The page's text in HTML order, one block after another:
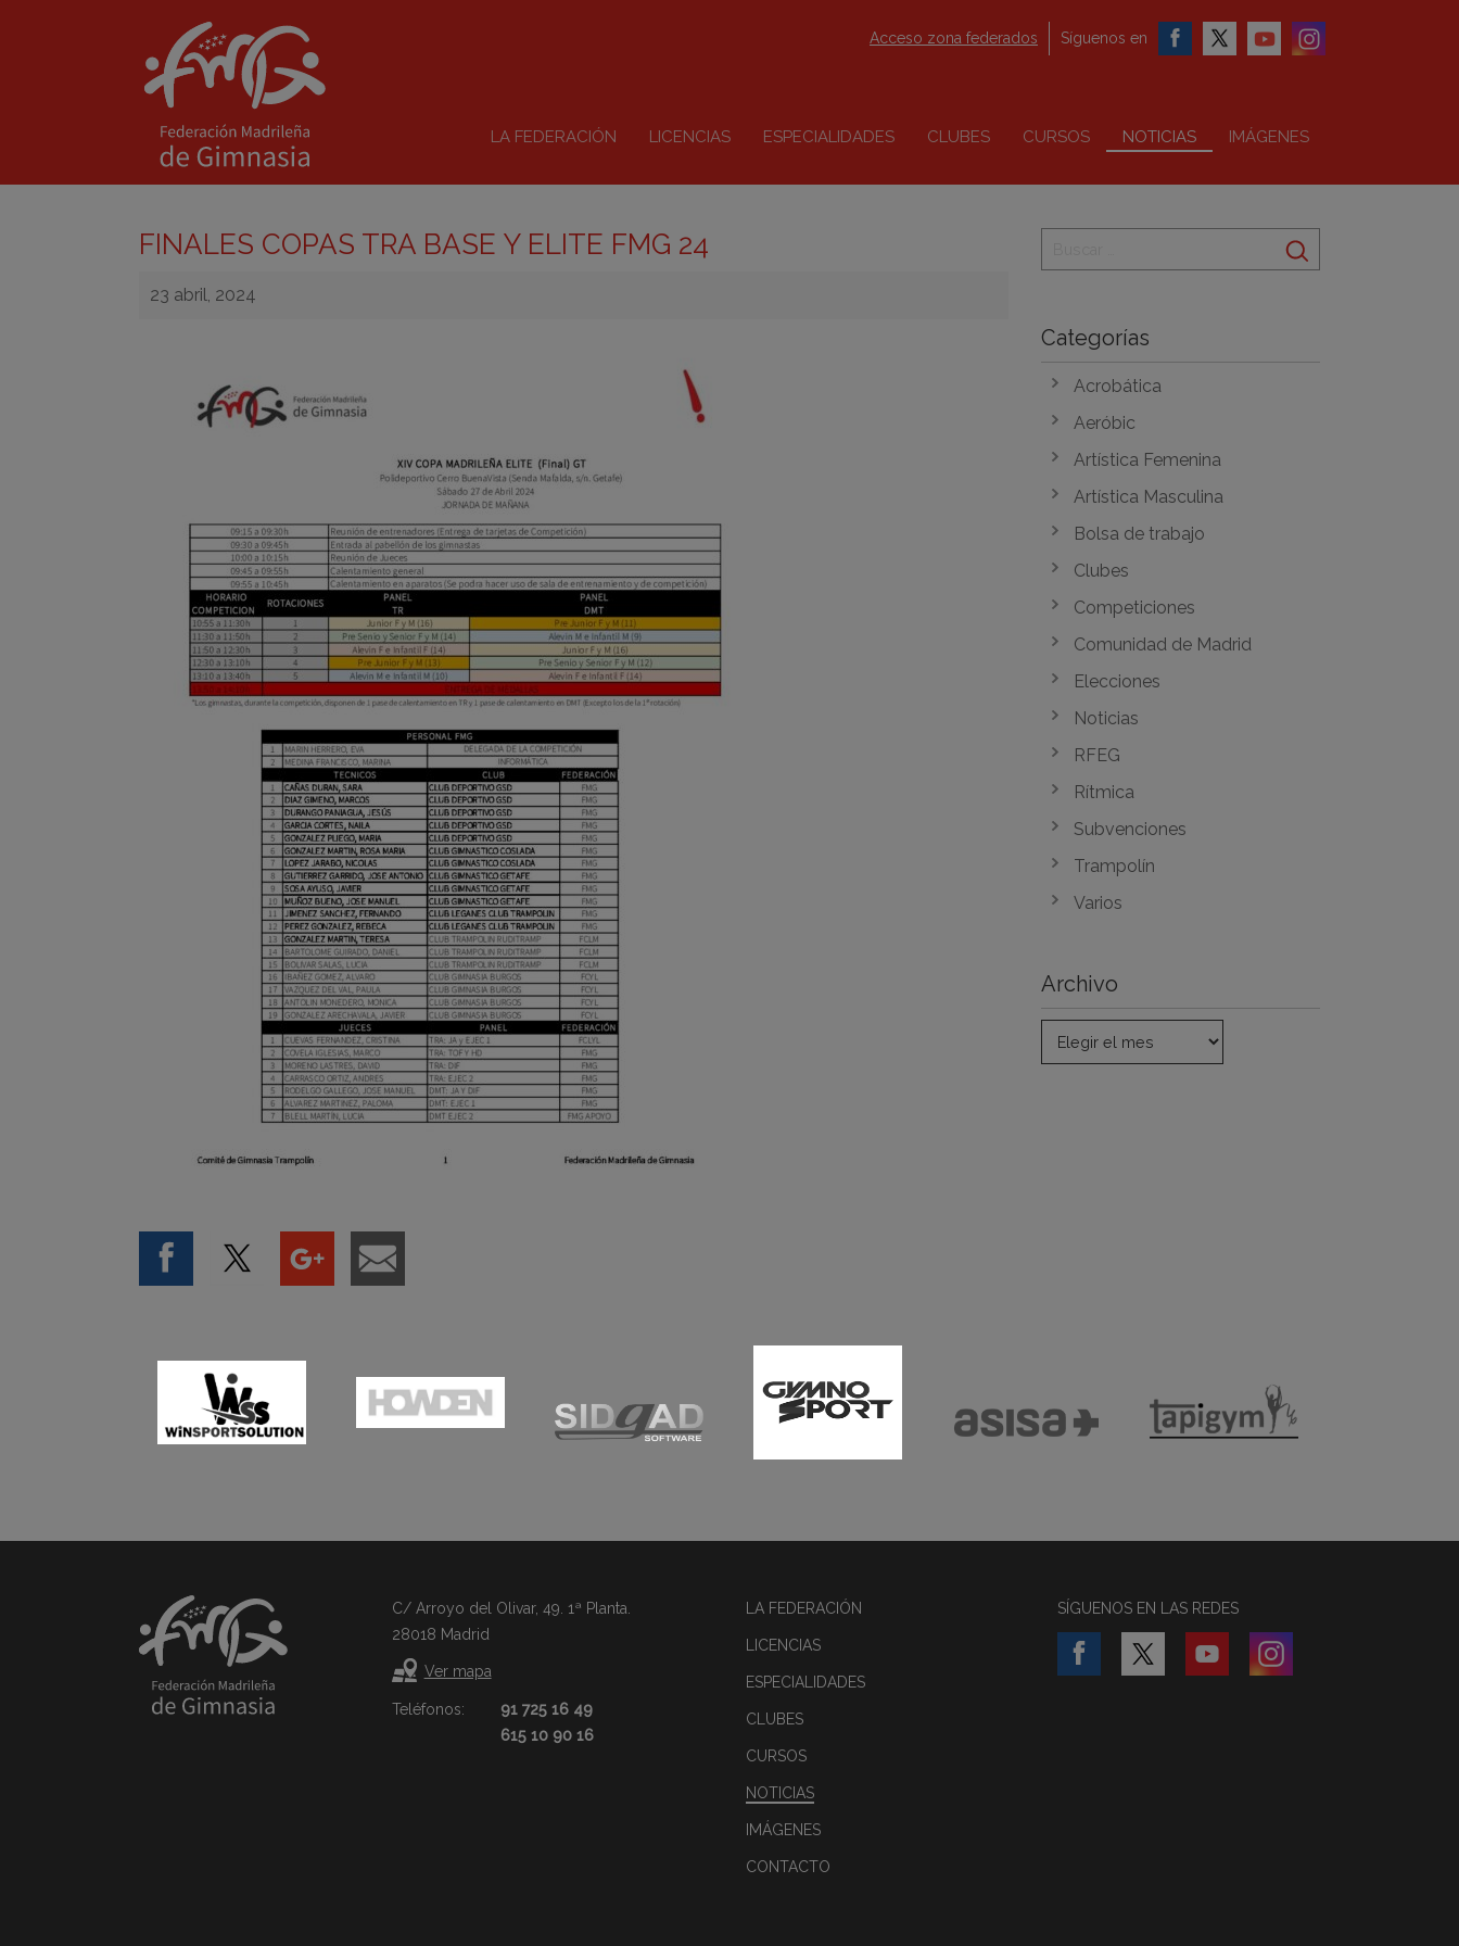
LA FEDERACIÓN LICENCIAS ESPECIALIDADES CLUBES CURSOS NOTICIAS IMÁGENES
Acceso zona federados Síguenos en
FINALES COPAS TRA BASE Y ELITE FMG 24
23 abril, 2024
Categorías
Acrobática
Aeróbic
Artística Femenina
Artística Masculina
Bolsa de trabajo
Clubes
Competiciones
Comunidad de Madrid
Elecciones
Noticias
RFEG
Rítmica
Subvenciones
Trampolín
Varios
Archivo
C/ Arroyo del Olivar, 49. 1ª Planta.
28018 Madrid
Ver mapa
Teléfonos:
91 725 16 49
615 10 90 16
LA FEDERACIÓN
LICENCIAS
ESPECIALIDADES
CLUBES
CURSOS
NOTICIAS
IMÁGENES
CONTACTO
SÍGUENOS EN LAS REDES